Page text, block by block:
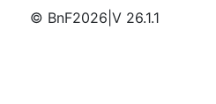
© BnF2026 V 26.1.1